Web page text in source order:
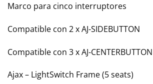
Marco para cinco interruptores
Compatible con 2 x AJ-SIDEBUTTON
Compatible con 3 x AJ-CENTERBUTTON
Ajax – LightSwitch Frame (5 seats)